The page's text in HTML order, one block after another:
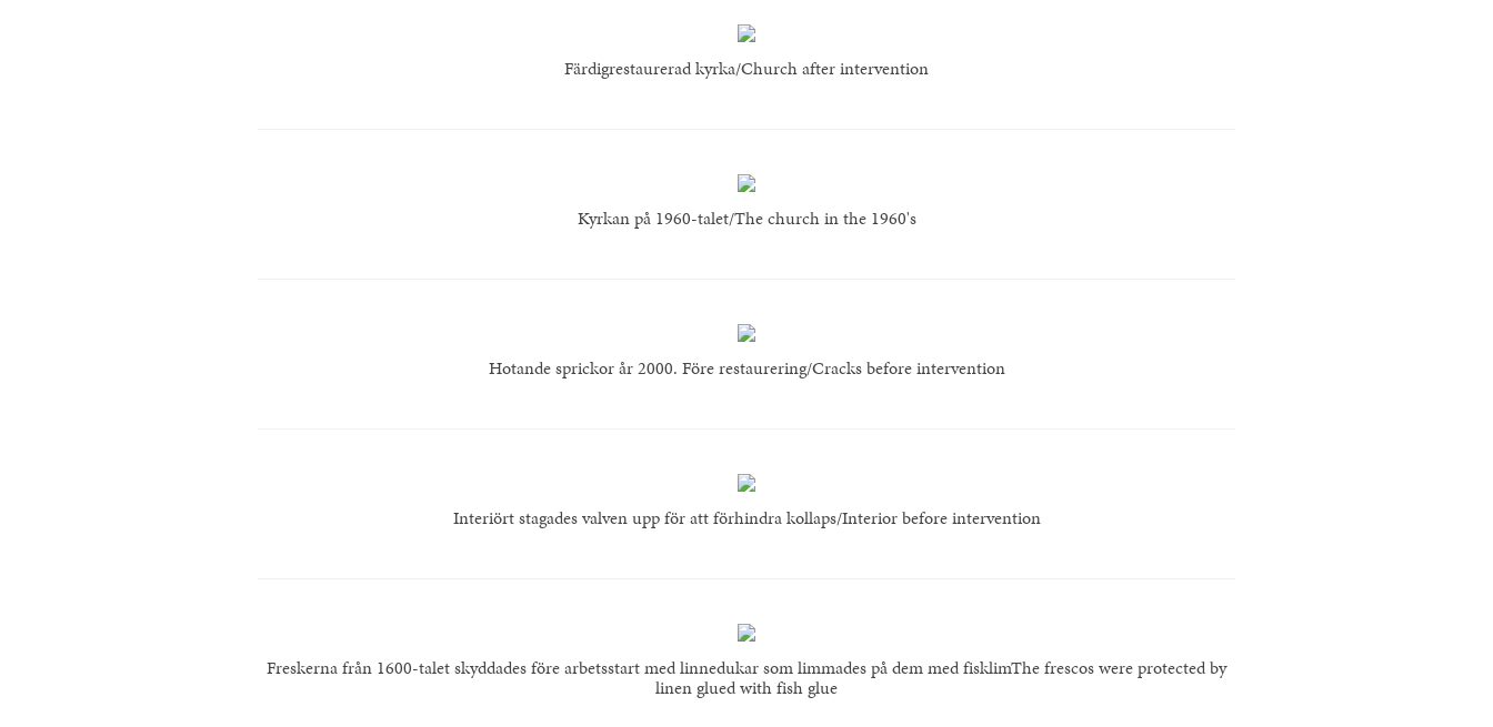
Färdigrestaurerad kyrka/Church after intervention
Kyrkan på 1960-talet/The church in the 1960's
Hotande sprickor år 2000. Före restaurering/Cracks before intervention
Interiört stagades valven upp för att förhindra kollaps/Interior before intervention
Freskerna från 1600-talet skyddades före arbetsstart med linnedukar som limmades på dem med fisklimThe frescos were protected by
linen glued with fish glue